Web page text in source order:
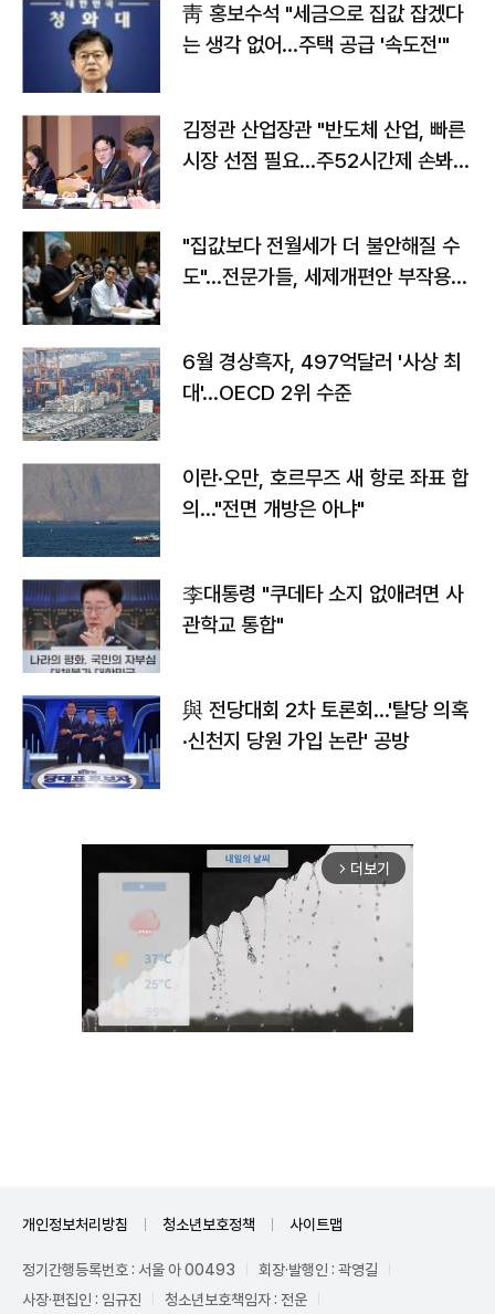
靑 홍보수석 "세금으로 집값 잡겠다
는 생각 없어…주택 공급 '속도전'"
김정관 산업장관 "반도체 산업, 빠른
시장 선점 필요…주52시간제 손봐
"집값보다 전월세가 더 불안해질 수
도"…전문가들, 세제개편안 부작용
6월 경상흑자, 497억달러 '사상 최
대'…OECD 2위 수준
이란·오만, 호르무즈 새 항로 좌표 합
의…"전면 개방은 아냐"
李대통령 "쿠데타 소지 없애려면 사
관학교 통합"
與 전당대회 2차 토론회…'탈당 의혹
·신천지 당원 가입 논란' 공방
arrow_forward_ios 더보기
개인정보처리방침 청소년보호정책 사이트맵
정기간행등록번호 : 서울 아 00493
회장·발행인 : 곽영길
사장·편집인 : 임규진
청소년보호책임자 : 전운